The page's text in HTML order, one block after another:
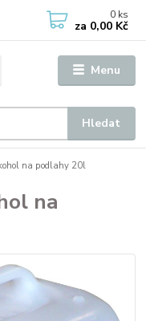
Menu
Hledat
0 ks
za 0,00 Kč
na podlahy 20l
na